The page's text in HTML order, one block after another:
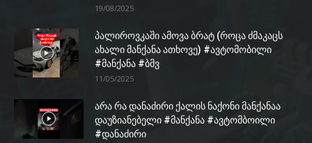
19/08/2025
პალიროვკაში ამოვა ბრატ (როცა ძმაკაცს
ახალი მანქანა ათხოვე) #ავტომობილი
#მანქანა #ბმვ
11/05/2025
არა რა დანაძირი ქალის ნაქონი მანქანაა
დაუზიანებელი #მანქანა #ავტომბოილი
#დანაძირი